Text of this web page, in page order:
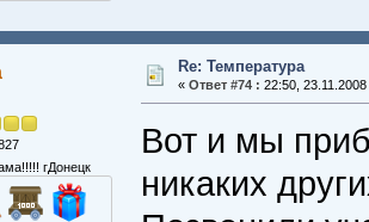
гДонецк
Re: Температура
« Ответ #74 : 22:50, 23.11.2008
Вот и мы
никаких